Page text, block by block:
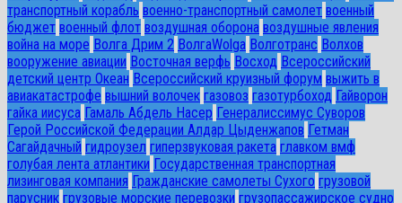
транспортный корабль военно-транспортный самолет военный
бюджет военный флот воздушная оборона воздушные явления
война на море Волга Дрим 2 ВолгаWolga Волготранс Волхов
вооружение авиации Восточная верфь Восход Всероссийский
детский центр Океан Всероссийский круизный форум выжить в
авиакатастрофе вышний волочек газовоз газотурбоход Гайворон
гайка иисуса Гамаль Абдель Насер Генералиссимус Суворов
Герой Российской Федерации Алдар Цыденжапов Гетман
Сагайдачный гидроузел гиперзвуковая ракета главком вмф
голубая лента атлантики Государственная транспортная
лизинговая компания Гражданские самолеты Сухого грузовой
парусник грузовые морские перевозки грузопассажирское судно